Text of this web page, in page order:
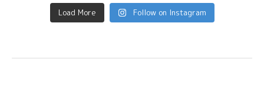
Load More Follow on Instagram